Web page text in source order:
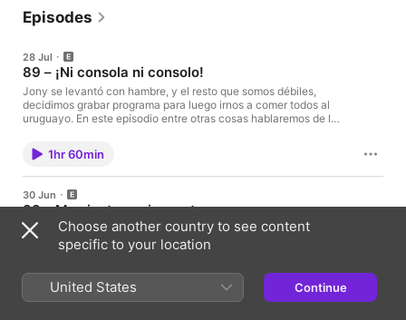
Episodes
28 Jul
89 – ¡Ni consola ni consolo!
Jony se levantó con hambre, y el resto que somos débiles,
decidimos grabar programa para luego irnos a comer todos al
uruguayo. En este episodio entre otras cosas hablaremos de la
juegos en discos físicos, de Xbox probando cosas y de los
últimos juegos que […] The post 89 – ¡Ni consola ni consolo! first
appeared on Sons Podcasts.
1hr 60min
30 Jun
88 – Me siento a mirar patos
Nueva edición del Gamers Ocupados. A continuación tenéis
todos los temas tratados y los juegos jugados estos días.
Capítulos del episodio: 00:00 Presentación 02:20 Steam
Machine 22:02 El GTA sale caro y la caja viene llena de los
sueños rotos de los coleccionistas 38:36 No ha salido PC
Futbol 8, pero… 48:40 Stop Killing Games […] The post 88 – Me
2h 5m
Choose another country to see content
specific to your location
United States Continue